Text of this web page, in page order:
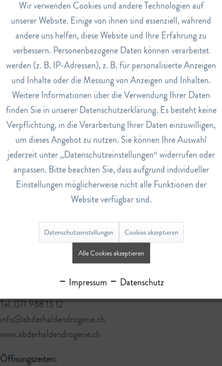
Entzündungen zu reduzieren.
Cumarine
Diese Verbindungen haben eine blutverdünnende
Wirkung und können dazu beitragen, das Risiko von
Blutgerinnseln und Thrombosen zu reduzieren.
Gerbstoffe Diese Verbindungen haben eine adstringierende
Wirkung und können dazu beitragen, Entzündungen und
Infektionen zu bekämpfen.
Hinweis: Dieser Beitrag dient der allgemeinen Information und
ersetzt keine ärztliche Beratung. Wenn Sie Beschwerden
verspüren, wenden Sie sich bitte an eine
medizinische Fachperson. Bei Fragen oder Anregungen sind wir
gern für Sie da:
Abderhalden Drogerie AG
Tel. 071 988 13 12
info@abderhaldendrogerie.ch
www.abderhaldendrogerie.ch
Öffnungszeiten:
Funktionale Aktiv
Marketing Inaktiv
Tracking Inaktiv
Service Inaktiv
Wir verwenden Cookies und andere Technologien auf
unserer Website. Einige von ihnen sind essenziell, während
andere uns helfen, diese Website und Ihre Erfahrung zu
verbessern. Personenbezogene Daten können verarbeitet
werden (z. B. IP-Adressen), z. B. für personalisierte Anzeigen
und Inhalte oder die Messung von Anzeigen und Inhalten.
Weitere Informationen über die Verwendung Ihrer Daten
finden Sie in unserer Datenschutzerklärung. Es besteht keine
Verpflichtung, in die Verarbeitung Ihrer Daten einzuwilligen,
um dieses Angebot zu nutzen. Sie können Ihre Auswahl
jederzeit unter „Datenschutzeinstellungen“ widerrufen oder
anpassen. Bitte beachten Sie, dass aufgrund individueller
Einstellungen möglicherweise nicht alle Funktionen der
Website verfügbar sind.
Datenschutzeinstellungen Cookies akzeptieren
Alle Cookies akzeptieren
Impressum Datenschutz